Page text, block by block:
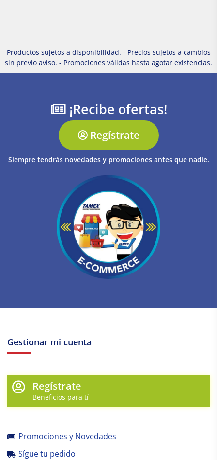
Productos sujetos a disponibilidad. - Precios sujetos a cambios
sin previo aviso. - Promociones válidas hasta agotar existencias.
¡Recibe ofertas!
Regístrate
Siempre tendrás novedades y promociones antes que nadie.
Gestionar mi cuenta
Regístrate
Beneficios para tí
Promociones y Novedades
Sígue tu pedido